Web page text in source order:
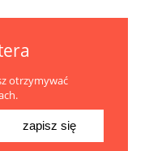
otrzymywać
zapisz się